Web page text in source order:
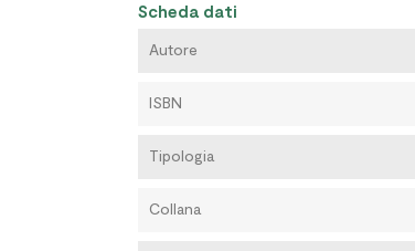
Scheda dati
Autore
ISBN
Tipologia
Collana